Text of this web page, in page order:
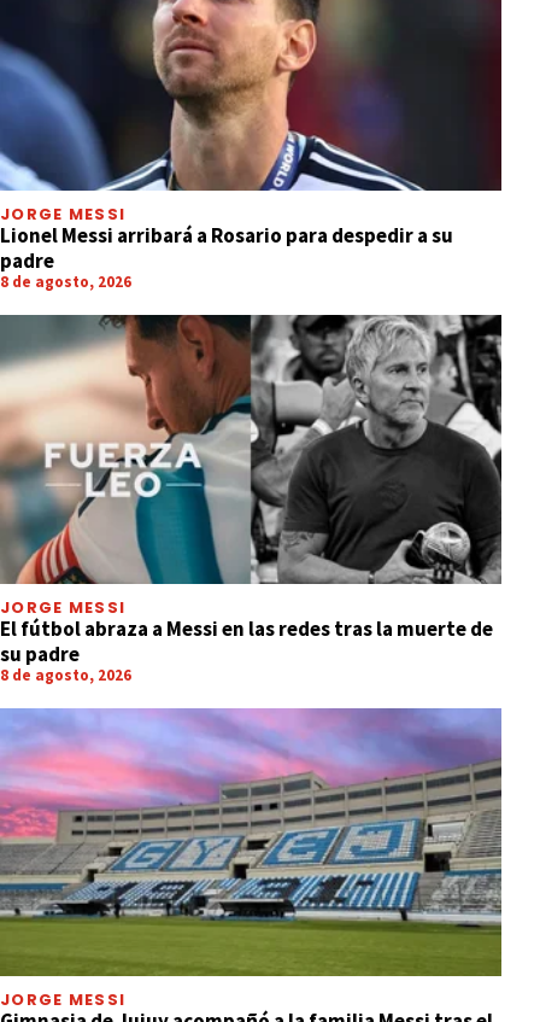
JORGE MESSI
Lionel Messi arribará a Rosario para despedir a su
padre
8 de agosto, 2026
JORGE MESSI
El fútbol abraza a Messi en las redes tras la muerte de
su padre
8 de agosto, 2026
JORGE MESSI